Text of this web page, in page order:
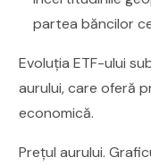
partea băncilor
Evoluția ETF-ului
aurului, care oferă
economică.
Prețul aurului.